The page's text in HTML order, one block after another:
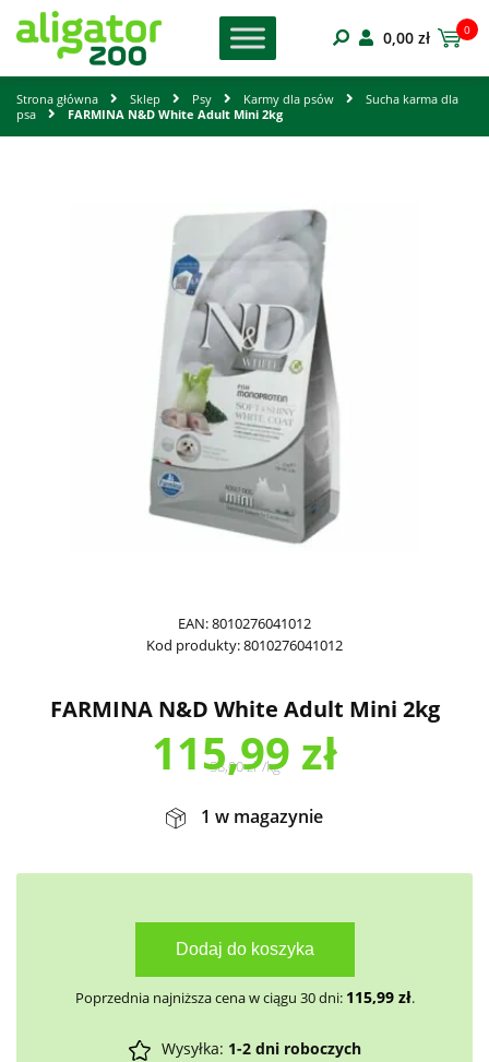
0,00 zł 0
Strona główna Sklep Psy Karmy dla psów
Sucha karma dla
psa
FARMINA N&D White Adult Mini 2kg
EAN:8010276041012
Kod produkty:8010276041012
FARMINA N&D White Adult Mini 2kg
115,99 zł
58,00zł /kg
1 w magazynie
Dodaj do koszyka
Poprzednia najniższa cena w ciągu 30 dni: 115,99 zł.
Wysyłka: 1-2 dni roboczych